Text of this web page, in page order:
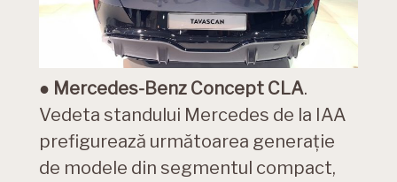
● Mercedes-Benz Concept CLA.
Vedeta standului Mercedes de la IAA
prefigurează următoarea generație
de modele din segmentul compact,